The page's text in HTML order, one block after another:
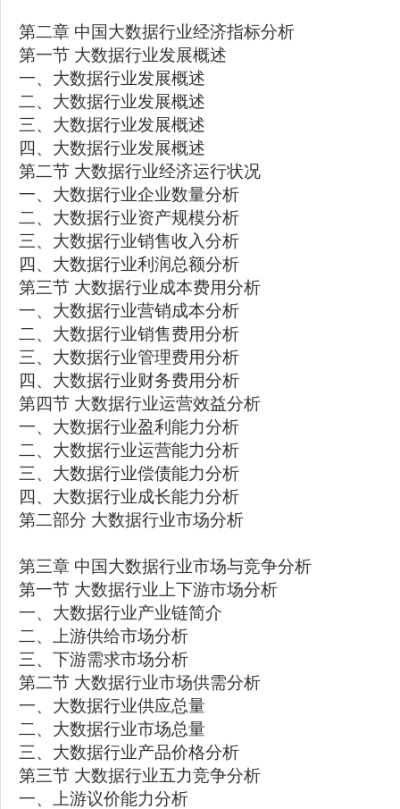
第二章 中国大数据行业经济指标分析
第一节 大数据行业发展概述
一、大数据行业发展概述
二、大数据行业发展概述
三、大数据行业发展概述
四、大数据行业发展概述
第二节 大数据行业经济运行状况
一、大数据行业企业数量分析
二、大数据行业资产规模分析
三、大数据行业销售收入分析
四、大数据行业利润总额分析
第三节 大数据行业成本费用分析
一、大数据行业营销成本分析
二、大数据行业销售费用分析
三、大数据行业管理费用分析
四、大数据行业财务费用分析
第四节 大数据行业运营效益分析
一、大数据行业盈利能力分析
二、大数据行业运营能力分析
三、大数据行业偿债能力分析
四、大数据行业成长能力分析
第二部分 大数据行业市场分析
第三章 中国大数据行业市场与竞争分析
第一节 大数据行业上下游市场分析
一、大数据行业产业链简介
二、上游供给市场分析
三、下游需求市场分析
第二节 大数据行业市场供需分析
一、大数据行业供应总量
二、大数据行业市场总量
三、大数据行业产品价格分析
第三节 大数据行业五力竞争分析
一、上游议价能力分析